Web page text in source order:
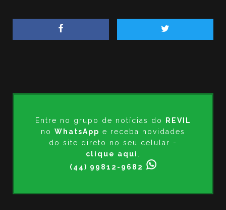
Entre no grupo de notícias do
REVIL
no WhatsApp e receba novidades
do site direto no seu celular -
clique aqui .
(44) 99812-9682